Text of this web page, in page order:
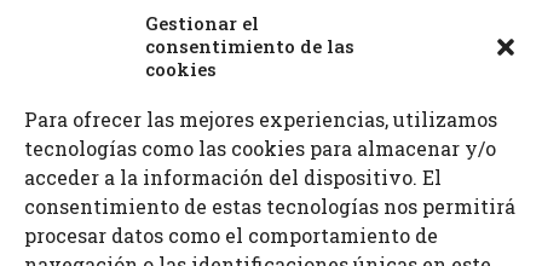
Gestionar el
consentimiento de las
cookies
Para ofrecer las mejores experiencias, utilizamos
tecnologías como las cookies para almacenar y/o
acceder a la información del dispositivo. El
consentimiento de estas tecnologías nos permitirá
procesar datos como el comportamiento de
41500 Alcalá de Guadaíra, Sevilla
Teléfonos: 955 632 261 · 687 521 972
Fax: 955 630 797
E-mail: info @proimcu.com